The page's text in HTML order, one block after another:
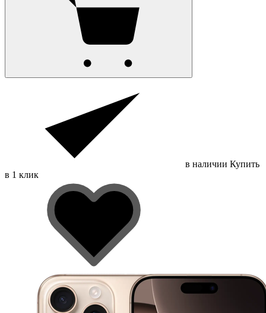
в наличии Купить
в 1 клик